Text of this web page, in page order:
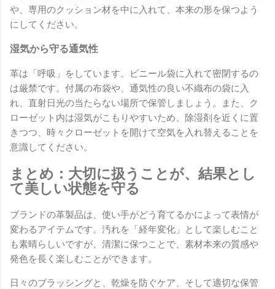
や、専用のクッション材を中に入れて、本来の形を保つよう
にしてください。
湿気から守る通気性
革は「呼吸」をしています。ビニール袋に入れて密閉するの
は厳禁です。付属の布袋や、通気性の良い不織布の袋に入
れ、直射日光の当たらない場所で保管しましょう。また、ク
ローゼット内は湿気がこもりやすいため、除湿剤を近くに置
きつつ、時々クローゼットを開けて空気を入れ替えることを
意識してください。
まとめ：大切に扱うことが、結果とし
て美しい状態を守る
ブランドの革製品は、使い手がどう育てるかによって表情が
変わるアイテムです。汚れを「経年変化」として楽しむこと
も素晴らしいですが、清潔に保つことで、素材本来の質感や
発色を長く楽しむことができます。
日々のブラッシングと、乾燥を防ぐケア、そして適切な保管